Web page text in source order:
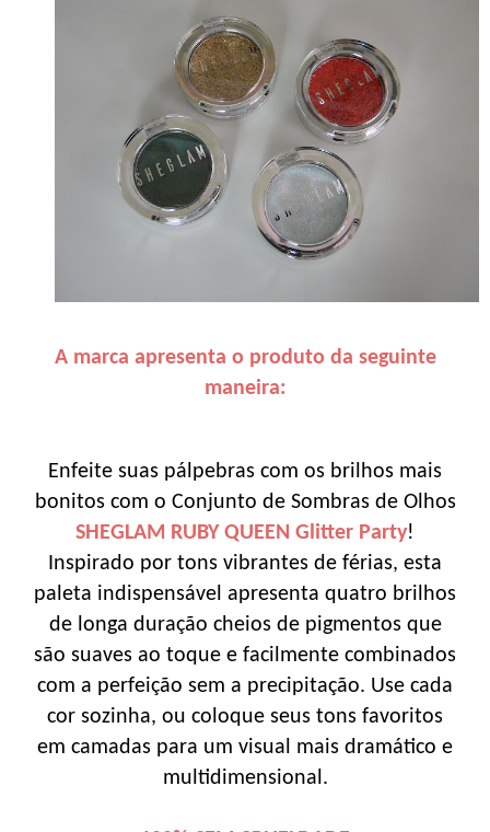
A marca apresenta o produto da seguinte
maneira:
Enfeite suas pálpebras com os brilhos mais
bonitos com o Conjunto de Sombras de Olhos
SHEGLAM RUBY QUEEN Glitter Party!
Inspirado por tons vibrantes de férias, esta
paleta indispensável apresenta quatro brilhos
de longa duração cheios de pigmentos que
são suaves ao toque e facilmente combinados
com a perfeição sem a precipitação. Use cada
cor sozinha, ou coloque seus tons favoritos
em camadas para um visual mais dramático e
multidimensional.